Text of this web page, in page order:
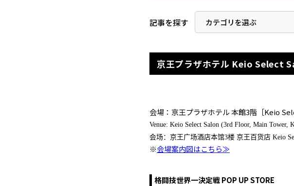
記事を探す カテゴリを選ぶ
京王プラザホテル Keio Select
会場：京王プラザホテル 本館3階［Keio
Venue: Keio Select Salon (3rd Floor, Main Tower,
会场：京王广场酒店本馆3楼 京王百 货店 Keio
※会場案内図はこちら≫
格闘技世界一決定戦 POP UP STORE